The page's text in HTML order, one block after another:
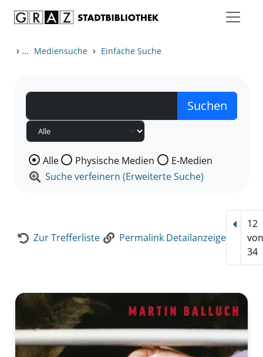
› ... Mediensuche › Einfache Suche
Wählen Sie die Medienart nach der Sie suchen wollen.
Alle Physische Medien
E-Medien
Suche verfeinern (Erweiterte Suche)
Zur Trefferliste Permalink Detailanzeige
12
von
34